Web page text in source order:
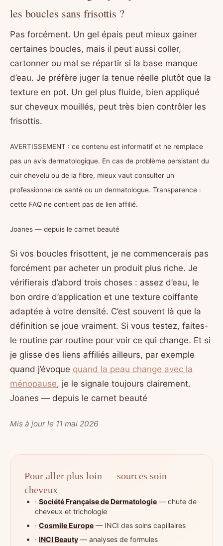
les boucles sans frisottis ?
Pas forcément. Un gel épais peut mieux gainer
certaines boucles, mais il peut aussi coller,
cartonner ou mal se répartir si la base manque
d’eau. Je préfère juger la tenue réelle plutôt que la
texture en pot. Un gel plus fluide, bien appliqué
sur cheveux mouillés, peut très bien contrôler les
frisottis.
AVERTISSEMENT : ce contenu est informatif et ne remplace
pas un avis dermatologique. En cas de problème persistant du
cuir chevelu ou de la fibre, mieux vaut consulter un
professionnel de santé ou un dermatologue. Transparence :
cette FAQ ne contient pas de lien affilié.
Joanes — depuis le carnet beauté
Si vos boucles frisottent, je ne commencerais pas
forcément par acheter un produit plus riche. Je
vérifierais d’abord trois choses : assez d’eau, le
bon ordre d’application et une texture coiffante
adaptée à votre densité. C’est souvent là que la
définition se joue vraiment. Si vous testez, faites-
le routine par routine pour voir ce qui change. Et si
je glisse des liens affiliés ailleurs, par exemple
quand j’évoque quand la peau change avec la
ménopause, je le signale toujours clairement.
Joanes — depuis le carnet beauté
Mis à jour le 11 mai 2026
Pour aller plus loin — sources soin
cheveux
· Société Française de Dermatologie — chute de
cheveux et trichologie
· Cosmile Europe — INCI des soins capillaires
· INCI Beauty — analyses de formules